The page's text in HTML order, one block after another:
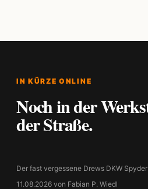
IN KÜRZE ONLINE
Noch in der
der Straße.
Der fast vergessene Drews DKW Spyder
11.08.2026 von Fabian P. Wiedl